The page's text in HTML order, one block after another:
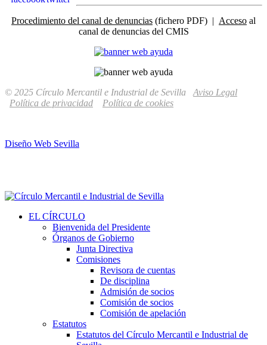
Procedimiento del canal de denuncias (fichero PDF) | Acceso al
canal de denuncias del CMIS
© 2025 Círculo Mercantil e Industrial de Sevilla Aviso Legal
Política de privacidad
Política de cookies
Diseño Web Sevilla
EL CÍRCULO
Bienvenida del Presidente
Órganos de Gobierno
Junta Directiva
Comisiones
Revisora de cuentas
De disciplina
Admisión de socios
Comisión de socios
Comisión de apelación
Estatutos
Estatutos del Círculo Mercantil e Industrial de